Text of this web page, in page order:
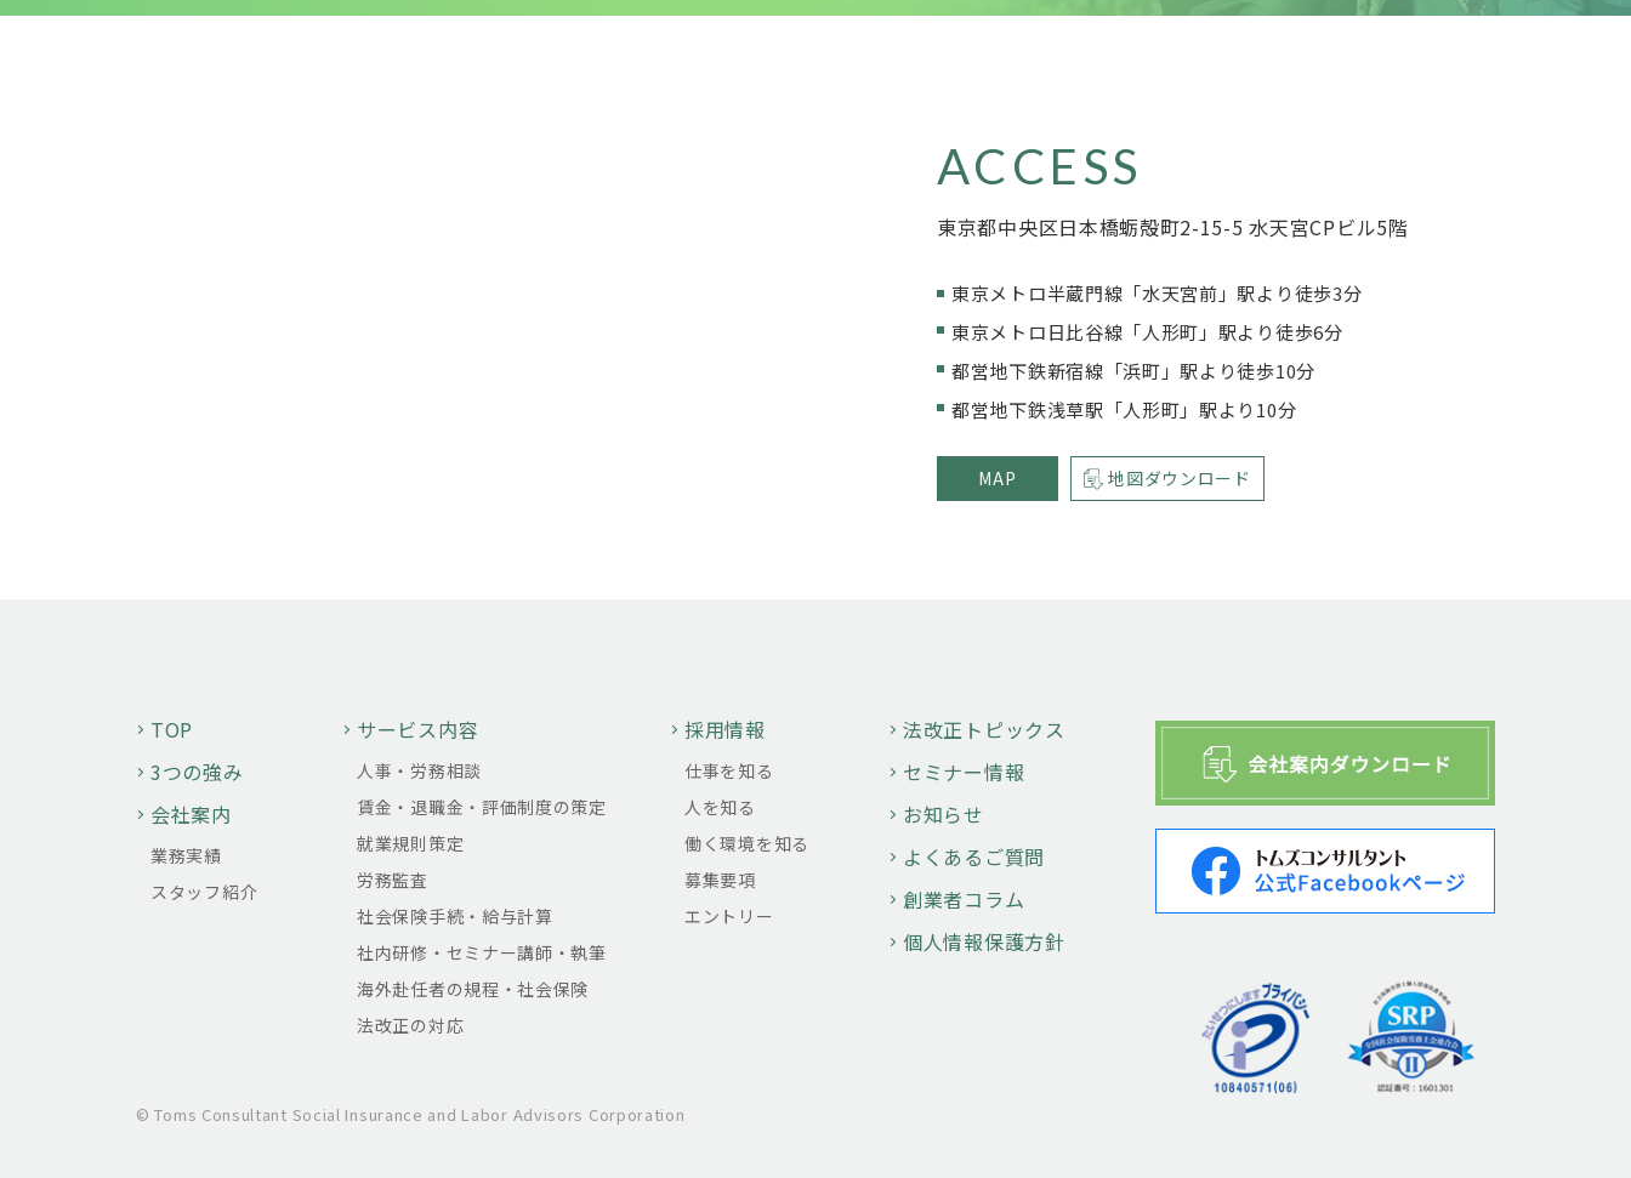
ACCESS
東京都中央区日本橋蛎殻町2-15-5水天宮CPビル5階
東京メトロ半蔵門線「水天宮前」駅より徒歩3分
東京メトロ日比谷線「人形町」駅より徒歩6分
都営地下鉄新宿線「浜町」駅より徒歩10分
都営地下鉄浅草駅「人形町」駅より10分
MAP 地図ダウンロード
TOP
3つの強み
会社案内
業務実績
スタッフ紹介
サービス内容
人事・労務相談
賃金・退職金・評価制度の策定
就業規則策定
労務監査
社会保険手続・給与計算
社内研修・セミナー講師・執筆
海外赴任者の規程・社会保険
法改正の対応
採用情報
仕事を知る
人を知る
働く環境を知る
募集要項
エントリー
法改正トピックス
セミナー情報
お知らせ
よくあるご質問
創業者コラム
個人情報保護方針
© Toms Consultant Social Insurance and Labor Advisors Corporation